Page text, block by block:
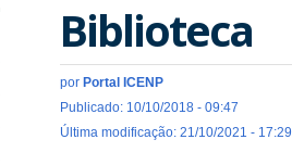
Biblioteca
por Portal ICENP
Publicado: 10/10/2018 - 09:47
Última modificação: 21/10/2021 - 17:29